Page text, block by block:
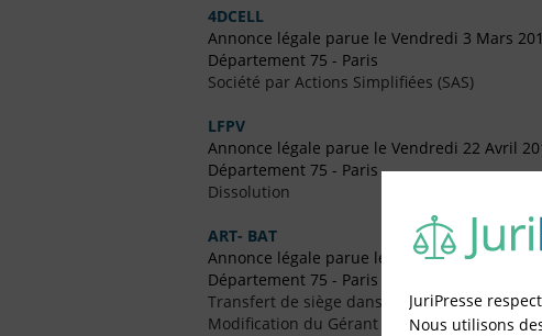
4DCELL
Annonce légale parue le Vendredi 3 Mars
Département 75 - Paris
Société par Actions Simplifiées (SAS)
LFPV
Annonce légale parue le Vendredi 22 Avril
Département 75 - Paris
Dissolution
ART- BAT
Annonce légale parue le Vendredi 25
Département 75 - Paris
Transfert de siège dans un Autre
Modification du Gérant / Co-Gérant
JuriPresse
Nous utilisons